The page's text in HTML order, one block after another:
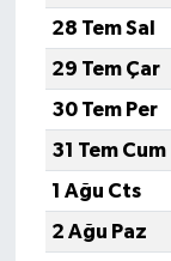
28 Tem Sal
29 Tem Çar
30 Tem Per
31 Tem Cum
1 Ağu Cts
2 Ağu Paz